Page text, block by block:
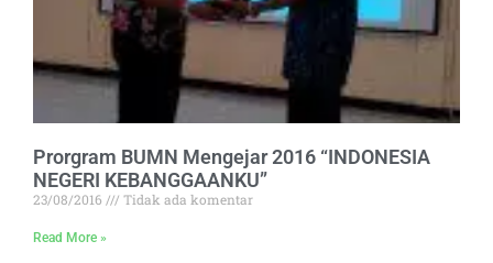
Prorgram BUMN Mengejar 2016 “INDONESIA
NEGERI KEBANGGAANKU”
23/08/2016 Tidak ada komentar
Read More »